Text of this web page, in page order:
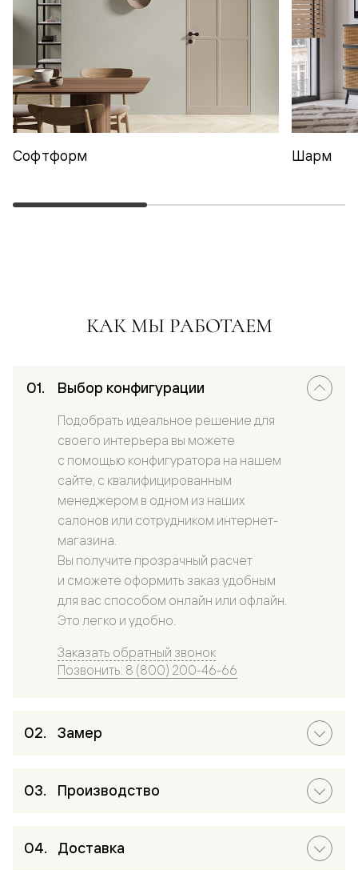
Софтформ Шарм
КАК МЫ РАБОТАЕМ
Выбор конфигурации
Подобрать идеальное решение для
своего интерьера вы можете
с помощью конфигуратора на нашем
сайте, с квалифицированным
менеджером в одном из наших
салонов или сотрудником интернет-
магазина.
Вы получите прозрачный расчет
и сможете оформить заказ удобным
для вас способом онлайн или офлайн.
Это легко и удобно.
Заказать обратный звонок
Позвонить: 8 (800) 200-46-66
Замер
Производство
Доставка